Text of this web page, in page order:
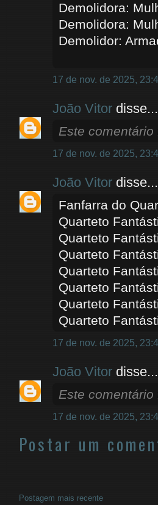
Demolidora:
Demolidora:
Demolidor:
17 de nov. de 2025,
João Vitor disse...
Este
17 de nov. de 2025,
João Vitor disse...
Fanfarra do
Quarteto
Quarteto
Quarteto
Quarteto
Quarteto
Quarteto
Quarteto
17 de nov. de 2025,
João Vitor disse...
Este
17 de nov. de 2025,
Postar um
Postagem mais recente